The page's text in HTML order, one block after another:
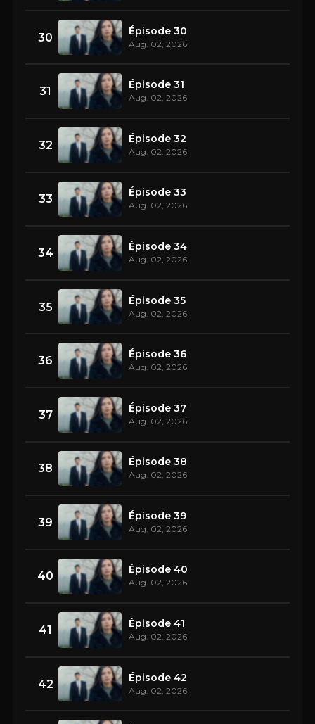
30 Épisode 30
Aug. 02, 2026
31 Épisode 31
Aug. 02, 2026
32 Épisode 32
Aug. 02, 2026
33 Épisode 33
Aug. 02, 2026
34 Épisode 34
Aug. 02, 2026
35 Épisode 35
Aug. 02, 2026
36 Épisode 36
Aug. 02, 2026
37 Épisode 37
Aug. 02, 2026
38 Épisode 38
Aug. 02, 2026
39 Épisode 39
Aug. 02, 2026
40 Épisode 40
Aug. 02, 2026
41 Épisode 41
Aug. 02, 2026
42 Épisode 42
Aug. 02, 2026